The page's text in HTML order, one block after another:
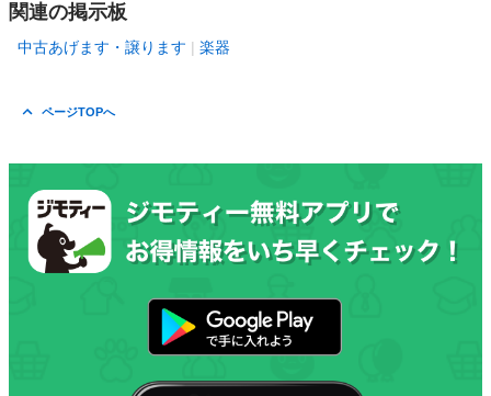
関連の掲示板
中古あげます・譲ります 楽器
ページTOPへ